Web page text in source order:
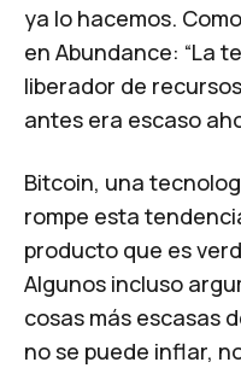
ya lo hacemos.
en Abundance: “La
liberador de
antes era escaso
Bitcoin, una
rompe esta
producto que es
Algunos incluso
cosas más escasas
no se puede inflar,